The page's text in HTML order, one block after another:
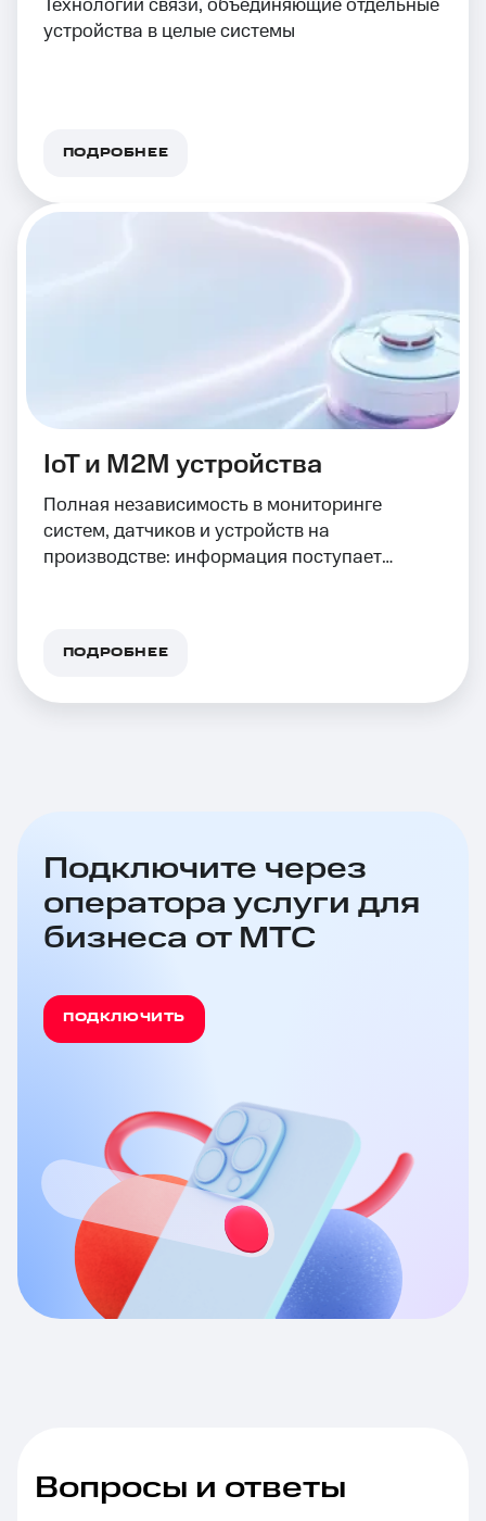
Технологии связи, объединяющие отдельные
устройства в целые системы
ПОДРОБНЕЕ
IoT и M2M устройства
Полная независимость в мониторинге
систем, датчиков и устройств на
производстве: информация поступает
ПОДРОБНЕЕ
Подключите через
оператора услуги для
бизнеса от МТС
ПОДКЛЮЧИТЬ
Вопросы и ответы